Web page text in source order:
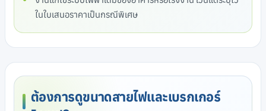
ในใบเสนอราคาเป็นกรณีพิเศษ
ต้องการดูขนาดสายไฟและเบรกเกอร์